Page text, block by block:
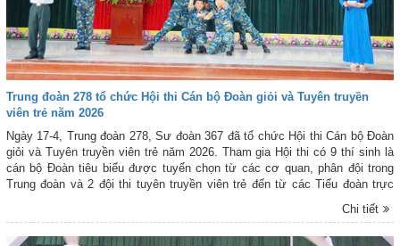
Trung đoàn 278 tổ chức Hội thi Cán bộ Đoàn giỏi và Tuyên truyền
viên trẻ năm 2026
Ngày 17-4, Trung đoàn 278, Sư đoàn 367 đã tổ chức Hội thi Cán bộ Đoàn
giỏi và Tuyên truyền viên trẻ năm 2026. Tham gia Hội thi có 9 thí sinh là
cán bộ Đoàn tiêu biểu được tuyển chọn từ các cơ quan, phân đội trong
Trung đoàn và 2 đội thi tuyên truyền viên trẻ đến từ các Tiểu đoàn trực
Chi tiết